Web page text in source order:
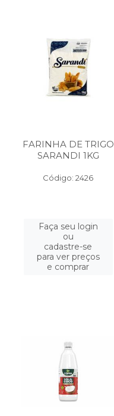
FARINHA DE TRIGO
SARANDI 1KG
Código: 2426
Faça seu login
ou
cadastre-se
para ver preços
e comprar